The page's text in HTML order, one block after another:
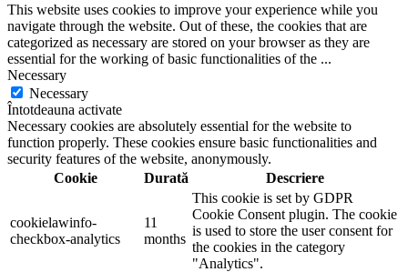
This website uses cookies to improve your experience while you
navigate through the website. Out of these, the cookies that are
categorized as necessary are stored on your browser as they are
essential for the working of basic functionalities of the ...
Necessary
Necessary
Întotdeauna activate
Necessary cookies are absolutely essential for the website to
function properly. These cookies ensure basic functionalities and
security features of the website, anonymously.
Cookie
Durată Descriere
cookielawinfo-
checkbox-analytics
11
months
This cookie is set by GDPR
Cookie Consent plugin. The cookie
is used to store the user consent for
the cookies in the category
"Analytics".